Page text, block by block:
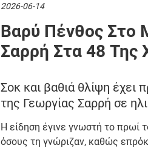
2026-06-14
Βαρύ Πένθος Στο
Σαρρή Στα 48 Της
Σοκ και βαθιά θλίψη έχει
της Γεωργίας Σαρρή σε
Η είδηση έγινε γνωστή το πρωί
όσους τη γνώριζαν, καθώς